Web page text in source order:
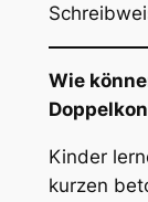
Wie
Kinder
kurzen